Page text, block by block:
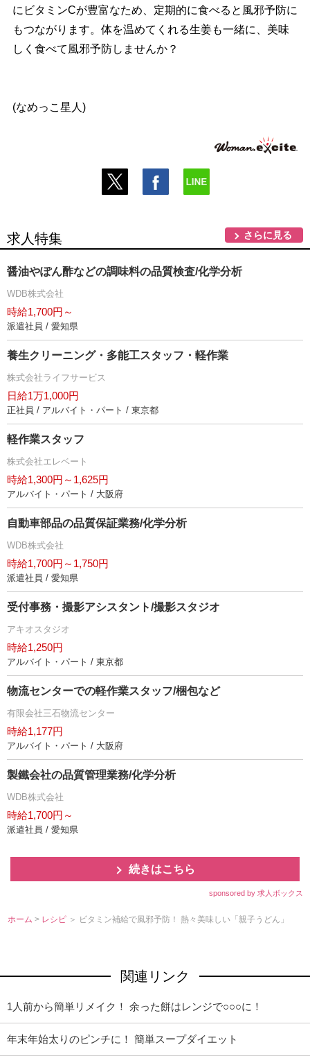
にビタミンCが豊富なため、定期的に食べると風邪予防に
もつながります。体を温めてくれる生姜も一緒に、美味
しく食べて風邪予防しませんか？
(なめっこ星人)
求人特集 さらに見る
醤油やぽん酢などの調味料の品質検査/化学分析
WDB株式会社
時給1,700円～
派遣社員 / 愛知県
養生クリーニング・多能工スタッフ・軽作業
株式会社ライフサービス
日給1万1,000円
正社員 / アルバイト・パート / 東京都
軽作業スタッフ
株式会社エレベート
時給1,300円～1,625円
アルバイト・パート / 大阪府
自動車部品の品質保証業務/化学分析
WDB株式会社
時給1,700円～1,750円
派遣社員 / 愛知県
受付事務・撮影アシスタント/撮影スタジオ
アキオスタジオ
時給1,250円
アルバイト・パート / 東京都
物流センターでの軽作業スタッフ/梱包など
有限会社三石物流センター
時給1,177円
アルバイト・パート / 大阪府
製鐵会社の品質管理業務/化学分析
WDB株式会社
時給1,700円～
派遣社員 / 愛知県
続きはこちら
sponsored by 求人ボックス
ホーム > レシピ ＞ ビタミン補給で風邪予防！ 熱々美味しい「親子うどん」
関連リンク
1人前から簡単リメイク！ 余った餅はレンジで○○○に！
年末年始太りのピンチに！ 簡単スープダイエット